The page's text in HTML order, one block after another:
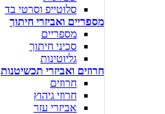
סלוטייפ וסרטי בד
מספריים ואביזרי חיתוך
מספריים
סכיני חיתוך
גליוטינות
חרוזים ואביזרי תכשיטנות
חרוזים
חרוזי גיהוץ
אביזרי עזר